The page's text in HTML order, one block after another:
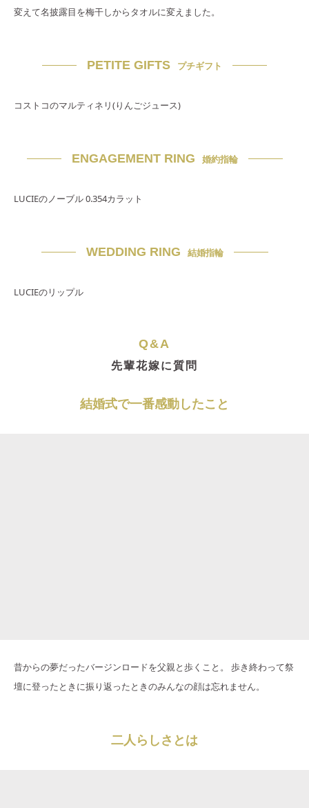
変えて名披露目を梅干しからタオルに変えました。
PETITE GIFTS プチギフト
コストコのマルティネリ(りんごジュース)
ENGAGEMENT RING 婚約指輪
LUCIEのノーブル 0.354カラット
WEDDING RING 結婚指輪
LUCIEのリップル
Q&A
先輩花嫁に質問
結婚式で一番感動したこと
昔からの夢だったバージンロードを父親と歩くこと。 歩き終わって祭
壇に登ったときに振り返ったときのみんなの顔は忘れません。
二人らしさとは